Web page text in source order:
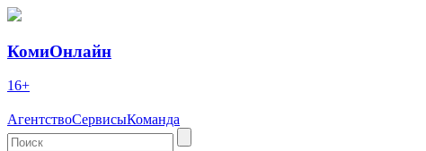
КомиОнлайн
16+
АгентствоСервисыКоманда